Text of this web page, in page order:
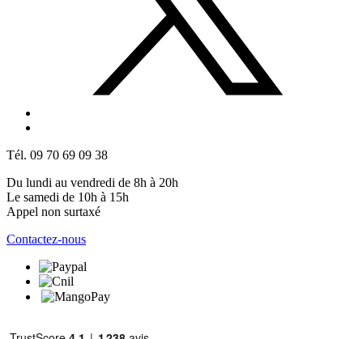
Tél. 09 70 69 09 38
Du lundi au vendredi de 8h à 20h
Le samedi de 10h à 15h
Appel non surtaxé
Contactez-nous